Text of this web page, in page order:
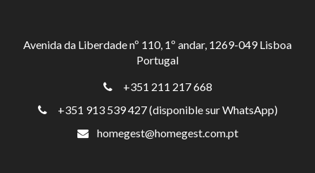
Avenida da Liberdade nº 110, 1º andar, 1269-049 Lisboa
Portugal
+351 211 217 668
+351 913 539 427 (disponible sur WhatsApp)
homegest@homegest.com.pt